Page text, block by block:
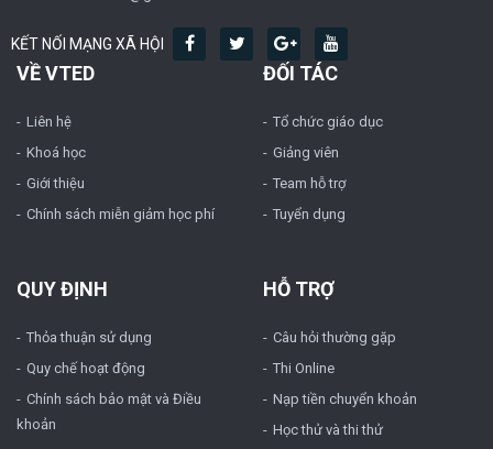
KẾT NỐI MẠNG XÃ HỘI
VỀ VTED
Liên hệ
Khoá học
Giới thiệu
Chính sách miễn giảm học phí
ĐỐI TÁC
Tổ chức giáo dục
Giảng viên
Team hỗ trợ
Tuyển dụng
QUY ĐỊNH
Thỏa thuận sử dụng
Quy chế hoạt động
Chính sách bảo mật và Điều
khoản
HỖ TRỢ
Câu hỏi thường gặp
Thi Online
Nạp tiền chuyển khoản
Học thử và thi thử